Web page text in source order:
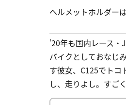
ヘルメットホルダー
’20年も国内レース
バイクとしておなじ
す彼女、C125でト
し、走りよし。すご